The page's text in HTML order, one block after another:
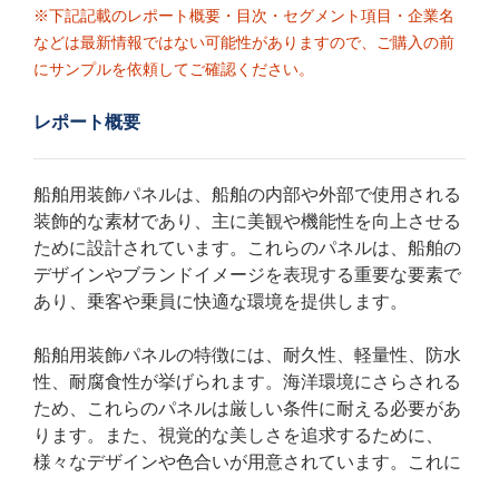
※下記記載のレポート概要・目次・セグメント項目・企業名
などは最新情報ではない可能性がありますので、ご購入の前
にサンプルを依頼してご確認ください。
レポート概要
船舶用装飾パネルは、船舶の内部や外部で使用される
装飾的な素材であり、主に美観や機能性を向上させる
ために設計されています。これらのパネルは、船舶の
デザインやブランドイメージを表現する重要な要素で
あり、乗客や乗員に快適な環境を提供します。
船舶用装飾パネルの特徴には、耐久性、軽量性、防水
性、耐腐食性が挙げられます。海洋環境にさらされる
ため、これらのパネルは厳しい条件に耐える必要があ
ります。また、視覚的な美しさを追求するために、
様々なデザインや色合いが用意されています。これに